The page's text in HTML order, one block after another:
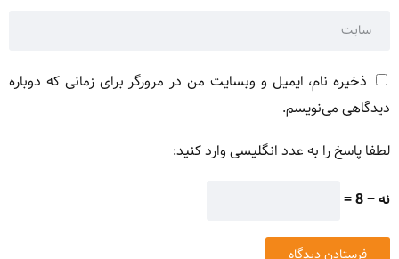
ذخیره نام، ایمیل و وبسایت من در مرورگر برای زمانی که دوباره
دیدگاهی می‌نویسم.
لطفا پاسخ را به عدد انگلیسی وارد کنید:
نه − 8 =